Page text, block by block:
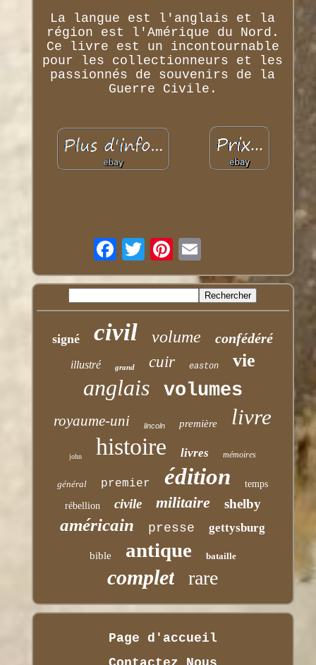
La langue est l'anglais et la
région est l'Amérique du Nord.
Ce livre est un incontournable
pour les collectionneurs et les
passionnés de souvenirs de la
Guerre Civile.
signé civil volume confédéré
illustré grand cuir easton vie
anglais volumes
royaume-uni lincoln première livre
john histoire livres mémoires
général premier édition temps
rébellion civile militaire shelby
américain presse gettysburg
bible antique bataille
complet rare
Page d'accueil